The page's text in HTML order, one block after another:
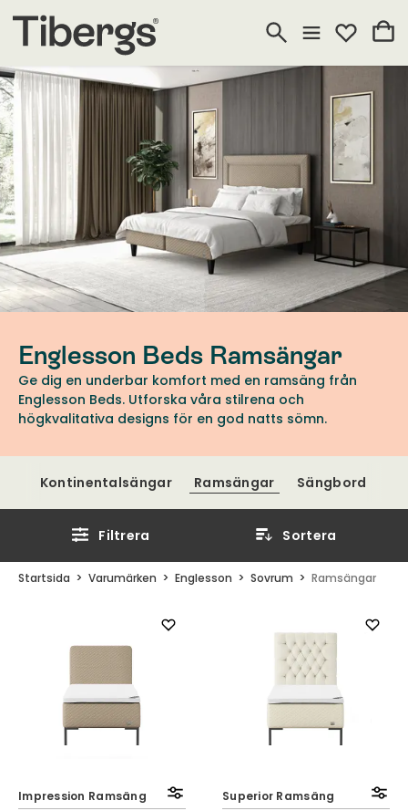
Englesson Beds Ramsängar
Ge dig en underbar komfort med en ramsäng från
Englesson Beds. Utforska våra stilrena och
högkvalitativa designs för en god natts sömn.
Kontinentalsängar Ramsängar Sängbord
Filtrera Sortera
Startsida Varumärken Englesson Sovrum Ramsängar
Impression Ramsäng Superior Ramsäng